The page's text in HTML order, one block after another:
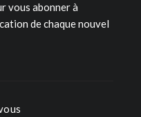
vous abonner à
de chaque nouvel